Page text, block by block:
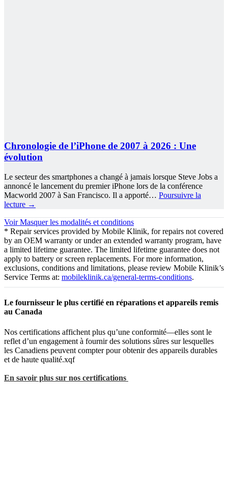
Chronologie de l’iPhone de 2007 à 2026 : Une
évolution
Le secteur des smartphones a changé à jamais lorsque Steve Jobs a
annoncé le lancement du premier iPhone lors de la conférence
Macworld 2007 à San Francisco. Il a apporté… Poursuivre la
lecture →
Voir Masquerles modalités et conditions
* Repair services provided by Mobile Klinik, for repairs not covered
by an OEM warranty or under an extended warranty program, have
a limited lifetime guarantee. The limited lifetime guarantee does not
apply to battery or screen replacements. For more information,
exclusions, conditions and limitations, please review Mobile Klinik’s
Service Terms at: mobileklinik.ca/general-terms-conditions.
Le fournisseur le plus certifié en réparations et appareils remis
au Canada
Nos certifications affichent plus qu’une conformité—elles sont le
reflet d’un engagement à fournir des solutions sûres sur lesquelles
les Canadiens peuvent compter pour obtenir des appareils durables
et de haute qualité.xqf
En savoir plus sur nos certifications